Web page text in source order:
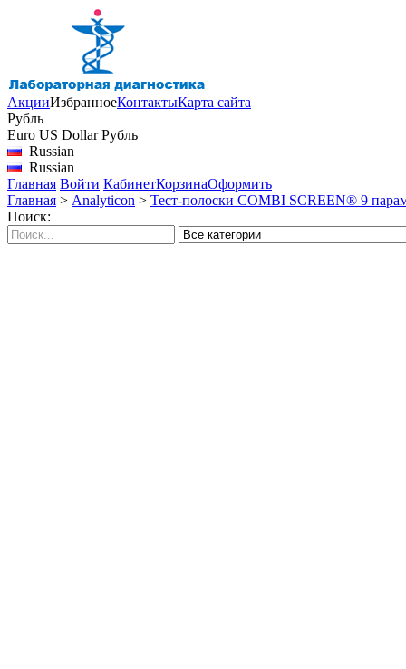
АкцииИзбранноеКонтактыКарта сайта
Рубль
Euro US Dollar Рубль
Russian
Russian
Главная Войти КабинетКорзинаОформить
Главная > Analyticon > Тест-полоски COMBI SCREEN® 9
Поиск: